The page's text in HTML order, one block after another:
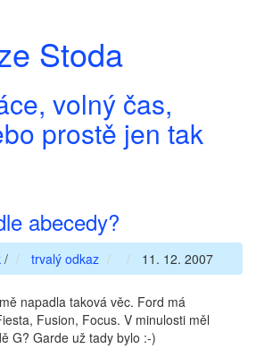
Stoda
volný čas,
prostě jen tak
abecedy?
/ trvalý odkaz 11. 12. 2007
napadla taková věc. Ford má
Fusion, Focus. V minulosti měl
G? Garde už tady bylo :-)